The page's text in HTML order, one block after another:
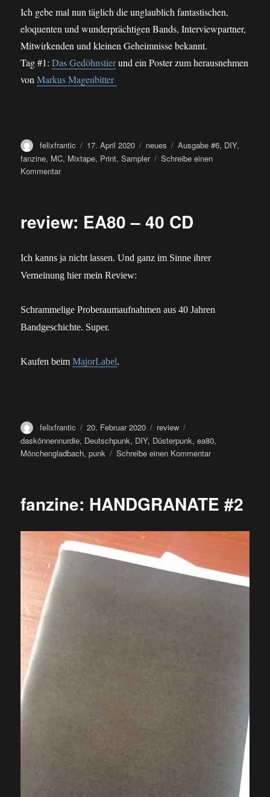
Ich gebe mal nun täglich die unglaublich fantastischen,
eloquenten und wunderprächtigen Bands, Interviewpartner,
Mitwirkenden und kleinen Geheimnisse bekannt.
Tag #1:Das Gedöhnstierund ein Poster zum herausnehmen
vonMarkus Magenbitter
Autor
felixfrantic
Veröffentlicht
am
17. April 2020 Kategorien
neues Schlagwörter
Ausgabe #6, DIY,
fanzine, MC, Mixtape, Print,Sampler
Schreibe einen
Kommentarzu
–
erscheint
am
26.04.2020
review: EA80 – 40 CD
Ich kanns ja nicht lassen. Und ganz im Sinne ihrer
Verneinung hier mein Review:
Schrammelige Proberaumaufnahmen aus 40 Jahren
Bandgeschichte. Super.
Kaufen beimMajorLabel.
Autor
felixfrantic
Veröffentlicht
am
20. Februar 2020 Kategorien
review
daskönnennurdie, Deutschpunk, DIY, Düsterpunk,ea80,
Mönchengladbach,punk Schreibe einen Kommentarzu
40
fanzine: HANDGRANATE #2